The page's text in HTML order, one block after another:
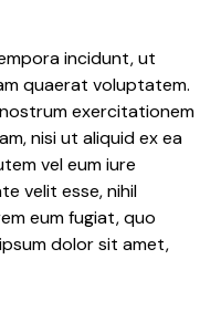
incidunt, ut
quaerat voluptatem.
exercitationem
nisi ut aliquid ex ea
vel eum iure
velit esse, nihil
eum fugiat, quo
dolor sit amet,